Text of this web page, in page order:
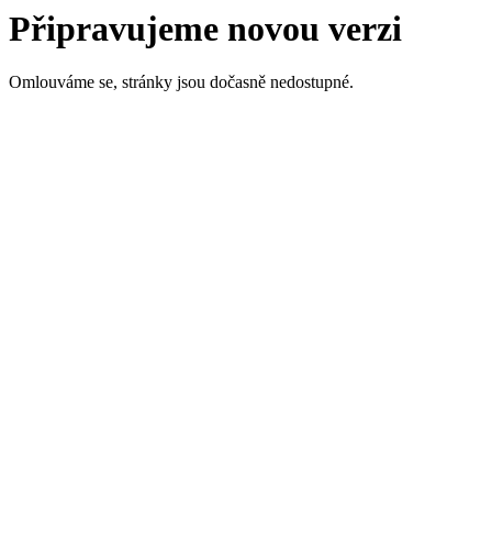
Připravujeme novou verzi
Omlouváme se, stránky jsou dočasně nedostupné.